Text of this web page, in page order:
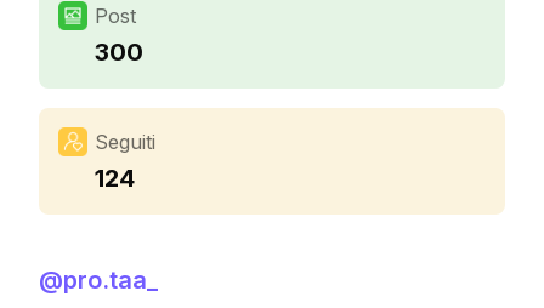
Post
300
Seguiti
124
@pro.taa_